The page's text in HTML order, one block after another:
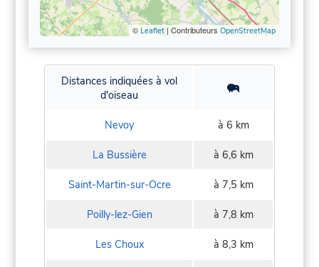
© Leaflet| Contributeurs OpenStreetMap
Distances indiquées à vol
d'oiseau
Nevoy à 6 km
La Bussière à 6,6 km
Saint-Martin-sur-Ocre à 7,5 km
Poilly-lez-Gien à 7,8 km
Les Choux à 8,3 km